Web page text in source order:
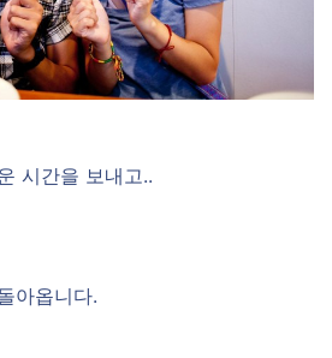
시간을 보내고..
아옵니다.